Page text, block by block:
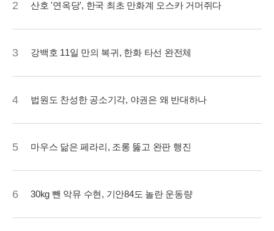
2 산호 '연옥당', 한국 최초 만화계 오스카 거머쥐다
3 강백호 11일 만의 복귀, 한화 타선 완전체
4 법원도 찬성한 공소기각, 야권은 왜 반대하나
5 마우스 닮은 페라리, 조롱 뚫고 완판 행진
6 30kg 뺀 악뮤 수현, 기안84도 놀란 운동량